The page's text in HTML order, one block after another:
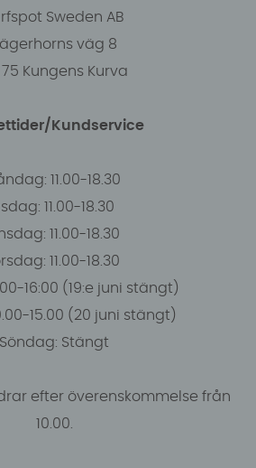
Sweden AB
väg 8
75 Kungens Kurva
Kundservice
11.00-18.30
11.00-18.30
11.00-18.30
11.00-18.30
16:00 (19:e juni stängt)
15.00 (20 juni stängt)
Söndag: Stängt
efter överenskommelse från
10.00.